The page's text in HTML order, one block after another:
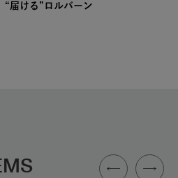
“届ける”ロルバーン